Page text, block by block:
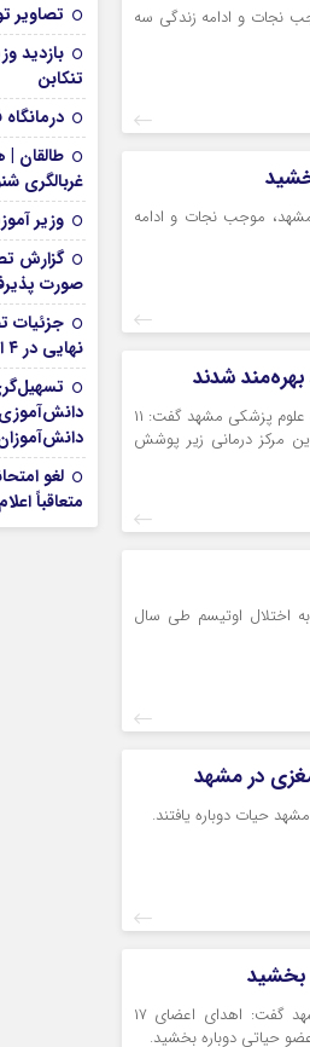
نجات و ادامه زندگی سه
موجب نجات و ادامه
مدیر بیمارستان فوق تخصصی کودکان اکبر از مراکز زیر پوشش دانشگاه علوم پزشکی مشهد گفت: ۱۱
این مرکز درمانی زیر پوشش
نیشابور گفت: ۱۰۰ کودک مبتلا به اختلال اوتیسم طی سال
مسوول واحد فراهم‌آوری اعضای پیوندی دانشگاه علوم پزشکی مشهد گفت: اهدای اعضای ۱۷
تصاویر
بازدید
تنکابن
طالقان
غربالگری شنوایی کودکان ۳ تا
وزیر
گزارش
صورت
جزئیات
نهایی در ۴ استان
متعاقباً